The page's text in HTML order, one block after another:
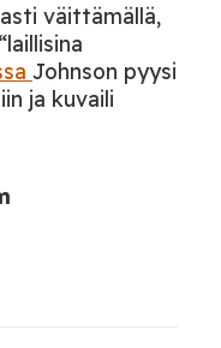
väittämällä,
Johnson pyysi
ja kuvaili